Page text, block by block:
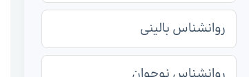
روانشناس بالینی